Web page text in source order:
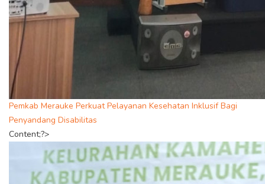
Pemkab Merauke Perkuat Pelayanan Kesehatan Inklusif Bagi
Penyandang Disabilitas
Content;?>